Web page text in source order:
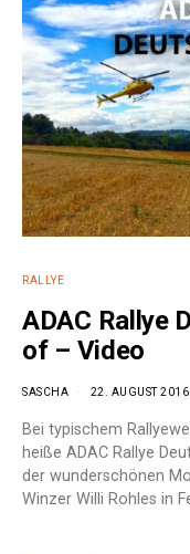
RALLYE
ADAC Rallye
of – Video
SASCHA 22. AUGUST 2016
Bei typischem
heiße ADAC Rallye
der wunderschönen
Winzer Willi Rohles in